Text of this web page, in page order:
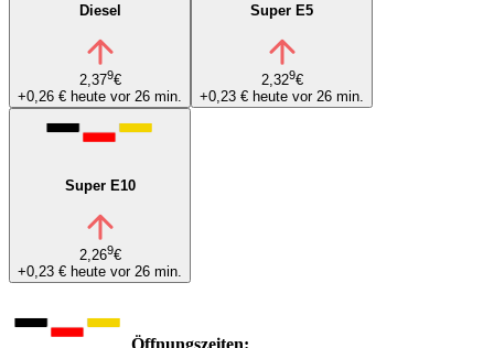
Diesel
2,379€
+0,26 € heute vor 26 min.
Super E5
2,329€
+0,23 € heute vor 26 min.
Super E10
2,269€
+0,23 € heute vor 26 min.